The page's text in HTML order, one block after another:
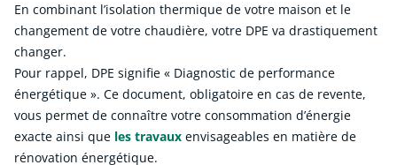
En combinant l’isolation thermique de votre maison et le
changement de votre chaudière, votre DPE va drastiquement
changer.
Pour rappel, DPE signifie « Diagnostic de performance
énergétique ». Ce document, obligatoire en cas de revente,
vous permet de connaître votre consommation d’énergie
exacte ainsi que les travaux envisageables en matière de
rénovation énergétique.